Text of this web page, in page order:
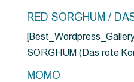
RED SORGHUM /
SORGHUM (Das rote
MOMO